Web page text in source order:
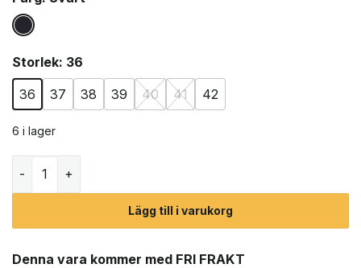
Storlek: 36
36
37 38 39 40 41 42
6 i lager
Lägg till i varukorg
Denna vara kommer med FRI FRAKT